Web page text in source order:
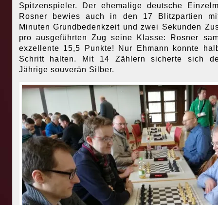
Spitzenspieler. Der ehemalige deutsche
Rosner bewies auch in den 17 Blitzpartien
Minuten Grundbedenkzeit und zwei Sekunden
pro ausgeführten Zug seine Klasse: Rosner
exzellente 15,5 Punkte! Nur Ehmann konnte
Schritt halten. Mit 14 Zählern sicherte sich
Jährige souverän Silber.